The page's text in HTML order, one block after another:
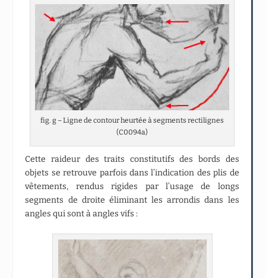
fig. g – Ligne de contour heurtée à segments rectilignes
(C0094a)
Cette raideur des traits constitutifs des bords des
objets se retrouve parfois dans l’indication des plis de
vêtements, rendus rigides par l’usage de longs
segments de droite éliminant les arrondis dans les
angles qui sont à angles vifs :